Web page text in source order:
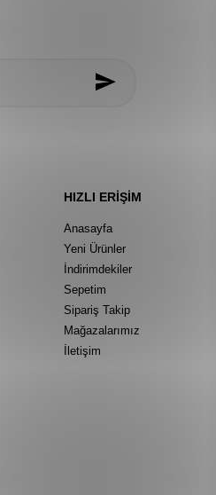
HIZLI ERIŞIM
Anasayfa
Yeni Ürünler
İndirimdekiler
Sepetim
Sipariş Takip
Mağazalarımız
İletişim